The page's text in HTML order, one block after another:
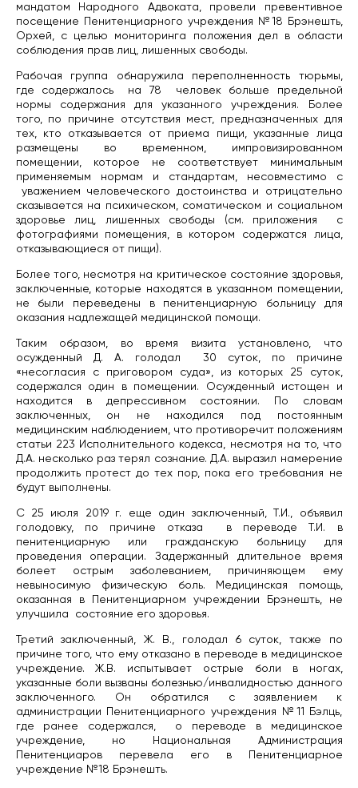
мандатом Народного Адвоката, провели превентивное
посещение Пенитенциарного учреждения №18 Брэнешть,
Орхей, с целью мониторинга положения дел в области
соблюдения прав лиц, лишенных свободы.
Рабочая группа обнаружила переполненность тюрьмы,
где содержалось на 78 человек больше предельной
нормы содержания для указанного учреждения. Более
того, по причине отсутствия мест, предназначенных для
тех, кто отказывается от приема пищи, указанные лица
размещены во временном, импровизированном
помещении, которое не соответствует минимальным
применяемым нормам и стандартам, несовместимо с
уважением человеческого достоинства и отрицательно
сказывается на психическом, соматическом и социальном
здоровье лиц, лишенных свободы (см. приложения с
фотографиями помещения, в котором содержатся лица,
отказывающиеся от пищи).
Более того, несмотря на критическое состояние здоровья,
заключенные, которые находятся в указанном помещении,
не были переведены в пенитенциарную больницу для
оказания надлежащей медицинской помощи.
Таким образом, во время визита установлено, что
осужденный Д. А. голодал 30 суток, по причине
«несогласия с приговором суда», из которых 25 суток,
содержался один в помещении. Осужденный истощен и
находится в депрессивном состоянии. По словам
заключенных, он не находился под постоянным
медицинским наблюдением, что противоречит положениям
статьи 223 Исполнительного кодекса, несмотря на то, что
Д.А. несколько раз терял сознание. Д.А. выразил намерение
продолжить протест до тех пор, пока его требования не
будут выполнены.
С 25 июля 2019 г. еще один заключенный, Т.И., объявил
голодовку, по причине отказа в переводе Т.И. в
пенитенциарную или гражданскую больницу для
проведения операции. Задержанный длительное время
болеет острым заболеванием, причиняющем ему
невыносимую физическую боль. Медицинская помощь,
оказанная в Пенитенциарном учреждении Брэнешть, не
улучшила состояние его здоровья.
Третий заключенный, Ж. В., голодал 6 суток, также по
причине того, что ему отказано в переводе в медицинское
учреждение. Ж.В. испытывает острые боли в ногах,
указанные боли вызваны болезнью/инвалидностью данного
заключенного. Он обратился с заявлением к
администрации Пенитенциарного учреждения №11 Бэлць,
где ранее содержался, о переводе в медицинское
учреждение, но Национальная Администрация
Пенитенциаров перевела его в Пенитенциарное
учреждение №18 Брэнешть.